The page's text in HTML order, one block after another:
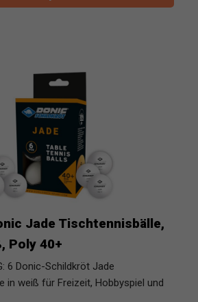
Jade Tischtennisbälle,
Poly 40+
6 Donic-Schildkröt Jade
in weiß für Freizeit, Hobbyspiel und